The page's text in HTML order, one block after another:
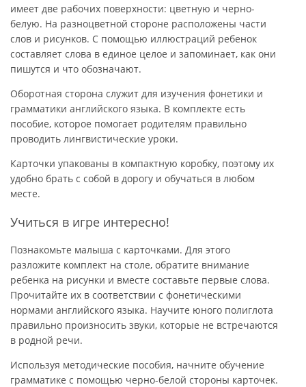
имеет две рабочих поверхности: цветную и черно-
белую. На разноцветной стороне расположены части
слов и рисунков. С помощью иллюстраций ребенок
составляет слова в единое целое и запоминает, как они
пишутся и что обозначают.
Оборотная сторона служит для изучения фонетики и
грамматики английского языка. В комплекте есть
пособие, которое помогает родителям правильно
проводить лингвистические уроки.
Карточки упакованы в компактную коробку, поэтому их
удобно брать с собой в дорогу и обучаться в любом
месте.
Учиться в игре интересно!
Познакомьте малыша с карточками. Для этого
разложите комплект на столе, обратите внимание
ребенка на рисунки и вместе составьте первые слова.
Прочитайте их в соответствии с фонетическими
нормами английского языка. Научите юного полиглота
правильно произносить звуки, которые не встречаются
в родной речи.
Используя методические пособия, начните обучение
грамматике с помощью черно-белой стороны карточек.